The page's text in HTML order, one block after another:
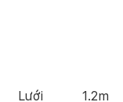
Lưới
1.2m